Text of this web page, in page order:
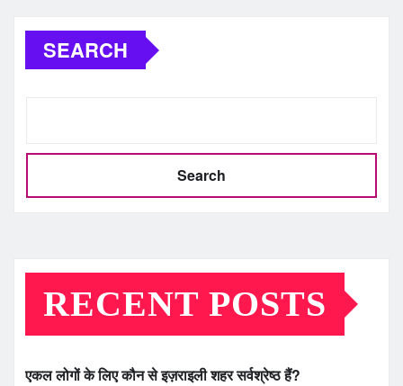
SEARCH
Search
RECENT POSTS
एकल लोगों के लिए कौन से इज़राइली शहर सर्वश्रेष्ठ हैं?